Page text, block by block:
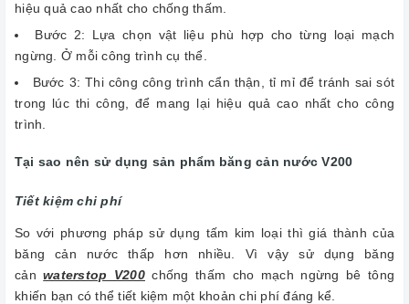
hiệu quả cao nhất cho chống thấm.
Bước 2: Lựa chọn vật liệu phù hợp cho từng loại mạch
ngừng. Ở mỗi công trình cụ thể.
Bước 3: Thi công công trình cẩn thận, tỉ mỉ để tránh sai sót
trong lúc thi công, để mang lại hiệu quả cao nhất cho công
trình.
Tại sao nên sử dụng sản phẩm băng cản nước V200
Tiết kiệm chi phí
So với phương pháp sử dụng tấm kim loại thì giá thành của
băng cản nước thấp hơn nhiều. Vì vậy sử dụng băng
cảnwaterstop V200chống thấm cho mạch ngừng bê tông
khiến bạn có thể tiết kiệm một khoản chi phí đáng kể.